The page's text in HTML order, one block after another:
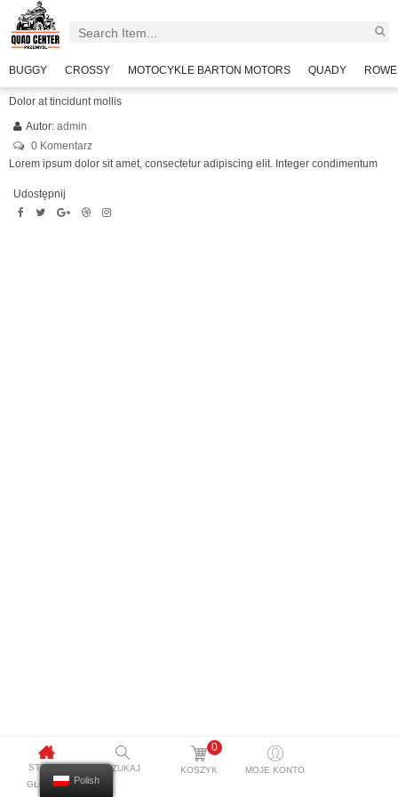
BUGGY CROSSY MOTOCYKLE BARTON MOTORS QUADY
Dolor at tincidunt mollis
Autor: admin
0 Komentarz
Lorem ipsum dolor sit amet, consectetur adipiscing elit. Integer condimentum
Udostępnij
STRONA
GŁÓWNA
SZUKAJ
0
KOSZYK MOJE KONTO
Polish